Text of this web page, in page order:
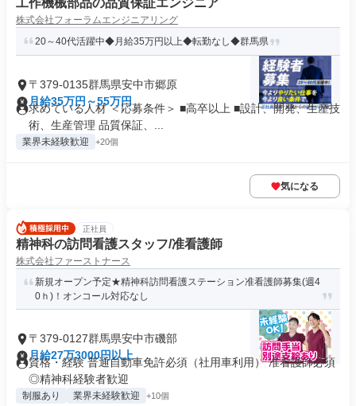
工作機械部品の品質保証エンジニア
株式会社フォーラムエンジニアリング
20～40代活躍中◆月給35万円以上◆転勤なし◆群馬県
〒379-0135群馬県安中市郷原
月給35万円～55万円
求めている人材 ＜応募条件＞ ■高卒以上 ■設計、開発、生産技
術、生産管理 品質保証、...
業界未経験歓迎 +20個
気になる
正社員
精神科の訪問看護スタッフ/准看護師
株式会社ファーストナース
新規オープン予定★精神科訪問看護ステーション准看護師募集(週4
0ｈ)！オンコール対応なし
〒379-0127群馬県安中市磯部
月給27万3000円以上
資格・経験 普通自動車免許必須（社用車利用） 准看護師必須
◎精神科経験者歓迎
制服あり 業界未経験歓迎 +10個